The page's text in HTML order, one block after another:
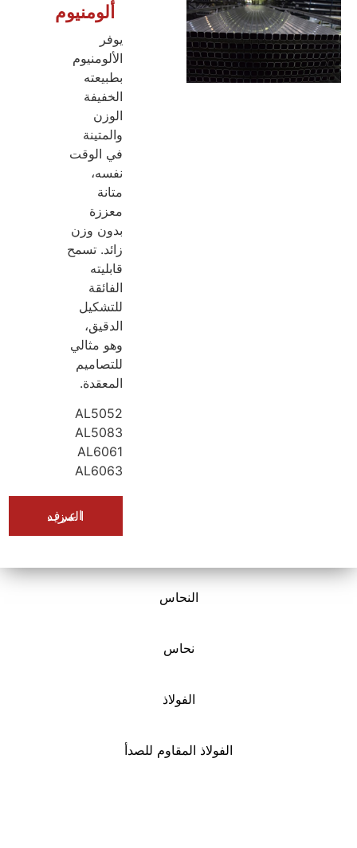
النحاس
نحاس
الفولاذ
الفولاذ المقاوم للصدأ
ألومنيوم
يوفر
الألومنيوم
بطبيعته
الخفيفة
الوزن
والمتينة
في الوقت
نفسه،
متانة
معززة
بدون وزن
زائد. تسمح
قابليته
الفائقة
للتشكيل
الدقيق،
وهو مثالي
للتصاميم
المعقدة.
AL5052
AL5083
AL6061
AL6063
اعرف المزيد